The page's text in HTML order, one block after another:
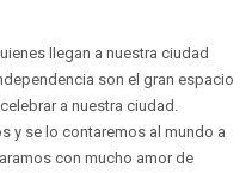
llegan a nuestra ciudad
son el gran espacio
a nuestra ciudad.
y se lo contaremos al mundo a
con mucho amor de